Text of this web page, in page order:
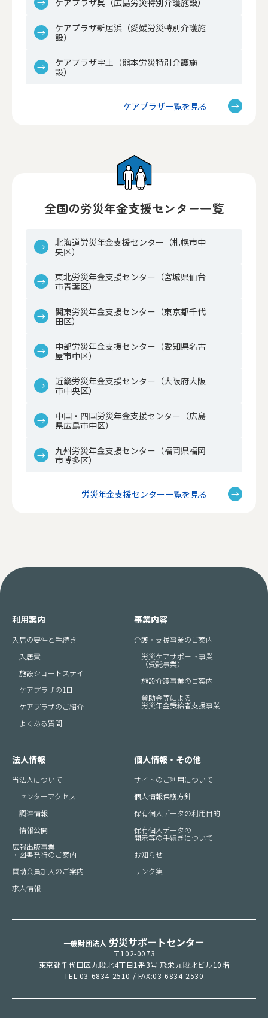
ケアプラザ呉（広島労災特別介護施設）
ケアプラザ新居浜（愛媛労災特別介護施
設）
ケアプラザ宇土（熊本労災特別介護施
設）
ケアプラザ一覧を見る
全国の労災年金支援センター一覧
北海道労災年金支援センター（札幌市中
央区）
東北労災年金支援センター（宮城県仙台
市青葉区）
関東労災年金支援センター（東京都千代
田区）
中部労災年金支援センター（愛知県名古
屋市中区）
近畿労災年金支援センター（大阪府大阪
市中央区）
中国・四国労災年金支援センター（広島
県広島市中区）
九州労災年金支援センター（福岡県福岡
市博多区）
労災年金支援センター一覧を見る
利用案内
入居の要件と手続き
入居費
施設ショートステイ
ケアプラザの1日
ケアプラザのご紹介
よくある質問
事業内容
介護・支援事業のご案内
労災ケアサポート事業
（受託事業）
施設介護事業のご案内
賛助金等による
労災年金受給者支援事業
法人情報
当法人について
センターアクセス
調達情報
情報公開
広報出版事業
・図書発行のご案内
賛助会員加入のご案内
求人情報
個人情報・その他
サイトのご利用について
個人情報保護方針
保有個人データの利用目的
保有個人データの
開示等の手続きについて
お知らせ
リンク集
一般財団法人 労災サポートセンター
〒102-0073
東京都千代田区九段北4丁目1番3号 飛栄九段北ビル10階
TEL:03-6834-2510 / FAX:03-6834-2530